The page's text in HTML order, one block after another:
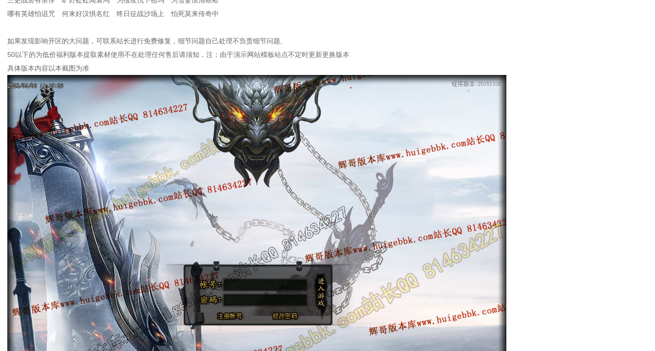
哪有英雄怕诅咒 何来好汉惧名红 终日征战沙场上 怕死莫来传奇中
如果发现影响开区的大问题，可联系站长进行免费修复，细节问题自己处理不负责细节问题,
50以下的为低价福利版本提取素材使用不在处理任何售后请须知，注：由于演示网站模板站点不定时更新更换版本
具体版本内容以本截图为准